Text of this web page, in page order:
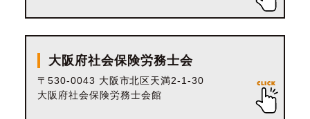
大阪府社会保険労務士会
〒530-0043 大阪市北区天満2-1-30
大阪府社会保険労務士会館